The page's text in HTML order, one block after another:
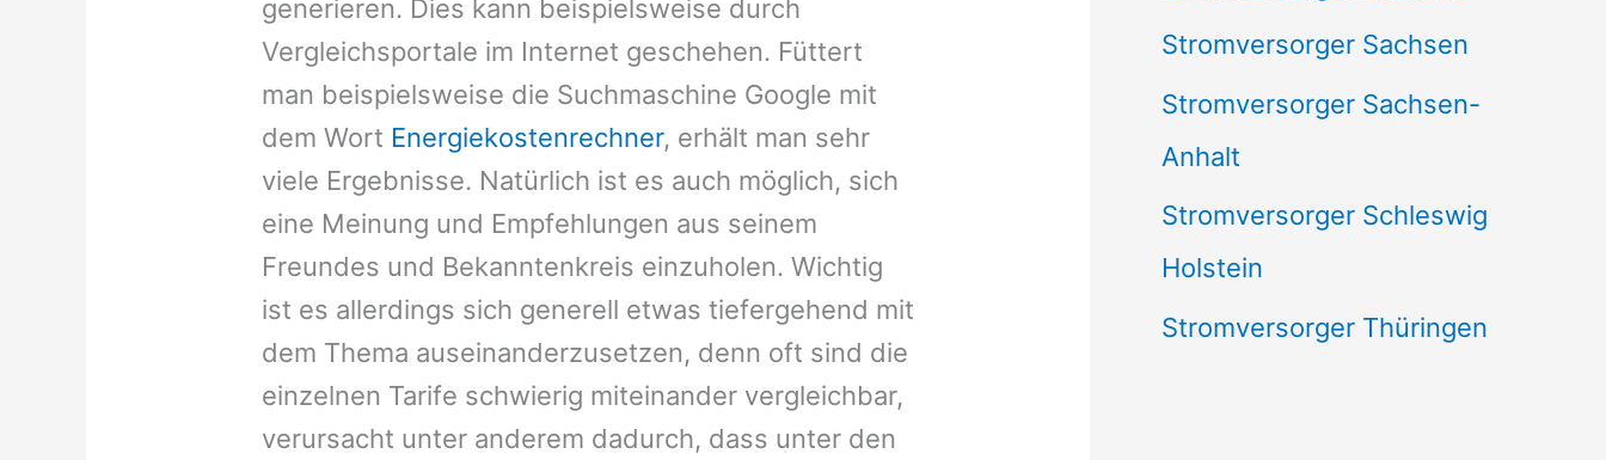
generieren. Dies kann beispielsweise durch
Vergleichsportale im Internet geschehen. Füttert
man beispielsweise die Suchmaschine Google mit
dem Wort Energiekostenrechner, erhält man sehr
viele Ergebnisse. Natürlich ist es auch möglich, sich
eine Meinung und Empfehlungen aus seinem
Freundes und Bekanntenkreis einzuholen. Wichtig
ist es allerdings sich generell etwas tiefergehend mit
dem Thema auseinanderzusetzen, denn oft sind die
einzelnen Tarife schwierig miteinander vergleichbar,
verursacht unter anderem dadurch, dass unter den
Stromversorger Sachsen
Stromversorger Sachsen-
Anhalt
Stromversorger Schleswig
Holstein
Stromversorger Thüringen